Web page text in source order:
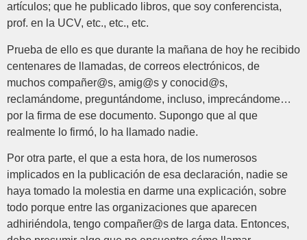
artículos; que he publicado libros, que soy conferencista,
prof. en la UCV, etc., etc., etc.
Prueba de ello es que durante la mañana de hoy he recibido
centenares de llamadas, de correos electrónicos, de
muchos compañer@s, amig@s y conocid@s,
reclamándome, preguntándome, incluso, imprecándome…
por la firma de ese documento. Supongo que al que
realmente lo firmó, lo ha llamado nadie.
Por otra parte, el que a esta hora, de los numerosos
implicados en la publicación de esa declaración, nadie se
haya tomado la molestia en darme una explicación, sobre
todo porque entre las organizaciones que aparecen
adhiriéndola, tengo compañer@s de larga data. Entonces,